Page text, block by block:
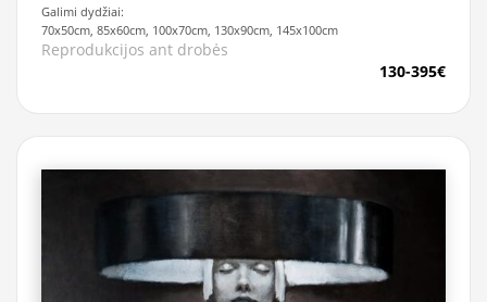
Galimi dydžiai:
70x50cm, 85x60cm, 100x70cm, 130x90cm, 145x100cm
Reprodukcijos ant drobės
130-395€